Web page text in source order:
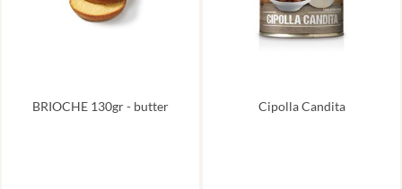
BRIOCHE 130gr - butter Cipolla Candita